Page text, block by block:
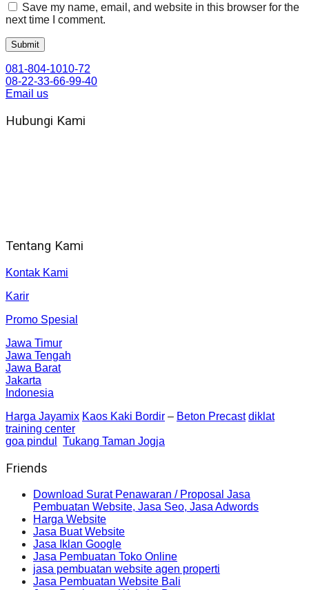
Save my name, email, and website in this browser for the
next time I comment.
081-804-1010-72
08-22-33-66-99-40
Email us
Hubungi Kami
Tentang Kami
Kontak Kami
Karir
Promo Spesial
Jawa Timur
Jawa Tengah
Jawa Barat
Jakarta
Indonesia
Harga Jayamix Kaos Kaki Bordir – Beton Precast diklat
training center
goa pindul
Tukang Taman Jogja
Friends
Download Surat Penawaran / Proposal Jasa
Pembuatan Website, Jasa Seo, Jasa Adwords
Harga Website
Jasa Buat Website
Jasa Iklan Google
Jasa Pembuatan Toko Online
jasa pembuatan website agen properti
Jasa Pembuatan Website Bali